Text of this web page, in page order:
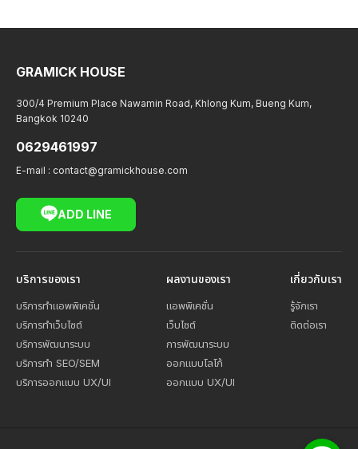
GRAMICK HOUSE
300/4 Premium Place Nawamin Road, Khlong Kum, Bueng Kum,
Bangkok 10240
0629461997
E-mail : contact@gramickhouse.com
ADD LINE
บริการของเรา
บริการทำแอพพิเคชั่น
บริการทำเว็บไซต์
บริการพัฒนาระบบ
บริการทำ SEO/SEM
บริการออกแบบ UX/UI
ผลงานของเรา
แอพพิเคชั่น
เว็บไซต์
การพัฒนาระบบ
ออกแบบโลโก้
ออกแบบ UX/UI
เกี่ยวกับเรา
รู้จักเรา
ติดต่อเรา